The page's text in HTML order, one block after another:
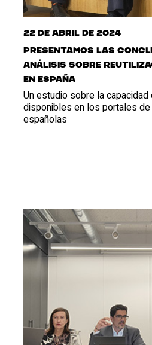
22 de abril de 2024
Presentamos las
análisis sobre
en España
Un estudio sobre la
disponibles en los portales
españolas